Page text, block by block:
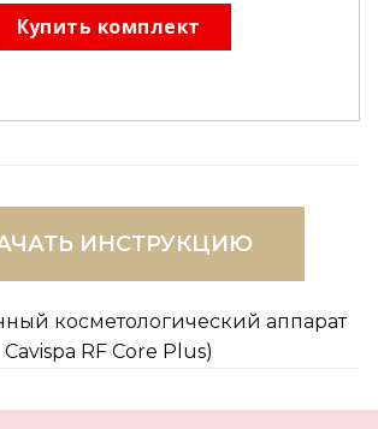
Купить комплект
ИНСТРУКЦИЮ
косметологический аппарат
Cavispa RF Core Plus)